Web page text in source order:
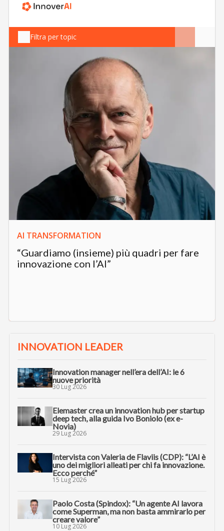
Filtra per topic
AI TRANSFORMATION
“Guardiamo (insieme) più quadri per fare
innovazione con l’AI”
INNOVATION LEADER
Innovation manager nell’era dell’AI: le 6
nuove priorità
30 Lug 2026
Elemaster crea un innovation hub per startup
deep tech, alla guida Ivo Boniolo (ex e-
Novia)
29 Lug 2026
Intervista con Valeria de Flaviis (CDP): “L’AI è
uno dei migliori alleati per chi fa innovazione.
Ecco perché”
15 Lug 2026
Paolo Costa (Spindox): “Un agente AI lavora
come Superman, ma non basta ammirarlo per
creare valore”
10 Lug 2026